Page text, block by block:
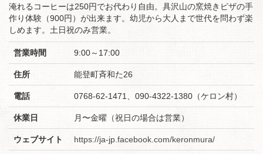
淹れるコーヒーは250円でお代わり自由。具沢山の窯焼きピザの手
作り体験（900円）が出来ます。幼児から大人まで世代を問わず楽
しめます。土日祝のみ営業。
営業時間 9:00～17:00
住所 能登町斉和た26
電話 0768-62-1471、090-4322-1380（ケロン村）
休業日 月〜金曜（祝日の場合は営業）
ウェブサイト https://ja-jp.facebook.com/keronmura/